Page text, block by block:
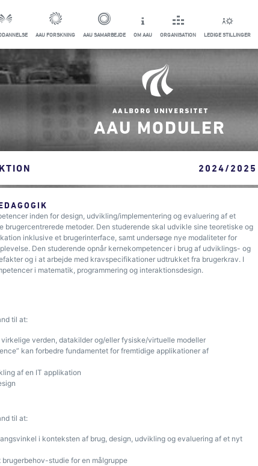
AAU FORSKNING AAU SAMARBEJDE OM AAU ORGANISATION LEDIGE STILLINGER
AAU MODULER
2024/2025
inden for design, udvikling/implementering og evaluering af et
metoder. Den studerende skal udvikle sine teoretiske og
inklusive et brugerinterface, samt undersøge nye modaliteter for
Den studerende opnår kernekompetencer i brug af udviklings- og
og i at arbejde med kravspecifikationer udtrukket fra brugerkrav. I
i matematik, programmering og interaktionsdesign.
til at:
verden, datakilder og/eller fysiske/virtuelle modeller
kan forbedre fundamentet for fremtidige applikationer af
af en IT applikation
til at:
i konteksten af brug, design, udvikling og evaluering af et nyt
studie for en målgruppe